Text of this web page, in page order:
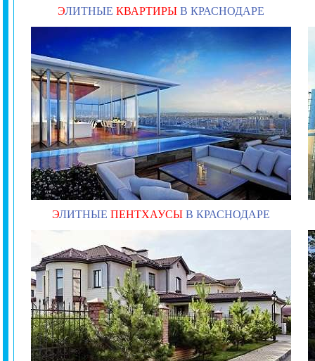
ЭЛИТНЫЕ КВАРТИРЫ В КРАСНОДАРЕ
ЭЛИТНЫЕ ПЕНТХАУСЫ В КРАСНОДАРЕ